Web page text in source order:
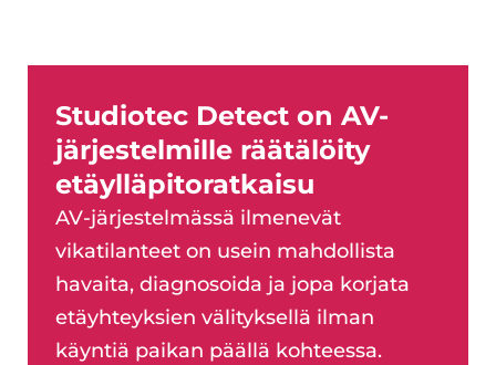
Studiotec Detect on AV-
järjestelmille räätälöity
etäylläpitoratkaisu
AV-järjestelmässä ilmenevät
vikatilanteet on usein mahdollista
havaita, diagnosoida ja jopa korjata
etäyhteyksien välityksellä ilman
käyntiä paikan päällä kohteessa.